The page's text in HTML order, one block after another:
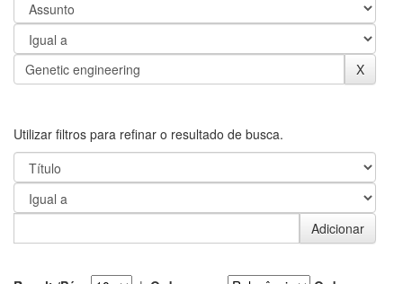
Utilizar filtros para refinar o resultado de busca.